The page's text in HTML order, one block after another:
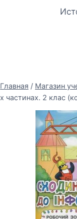
Главная / Магазин
х частинах. 2 клас